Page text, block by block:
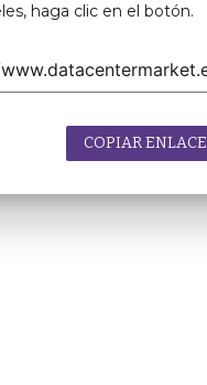
haga clic en el botón.
COPIAR ENLACE